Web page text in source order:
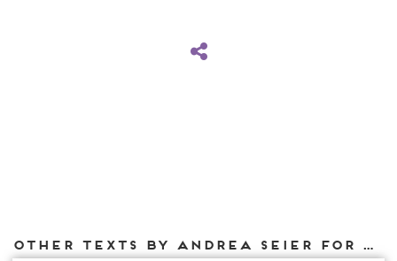
Other texts by Andrea Seier for DIAPHANES